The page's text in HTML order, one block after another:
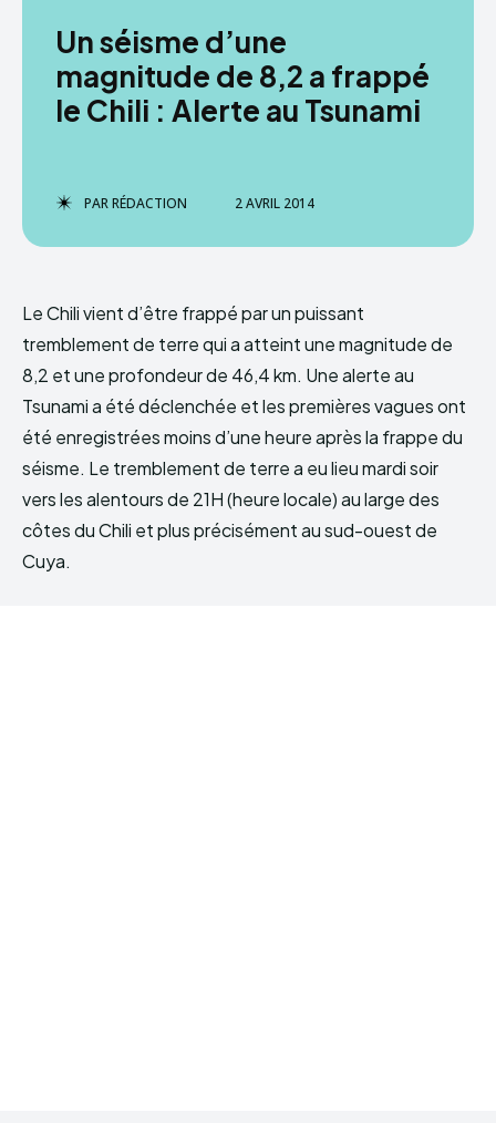
Un séisme d’une
magnitude de 8,2 a frappé
le Chili : Alerte au Tsunami
PARRÉDACTION 2 AVRIL 2014
Le Chili vient d’être frappé par un puissant
tremblement de terre qui a atteint une magnitude de
8,2 et une profondeur de 46,4 km. Une alerte au
Tsunami a été déclenchée et les premières vagues ont
été enregistrées moins d’une heure après la frappe du
séisme. Le tremblement de terre a eu lieu mardi soir
vers les alentours de 21H (heure locale) au large des
côtes du Chili et plus précisément au sud-ouest de
Cuya.